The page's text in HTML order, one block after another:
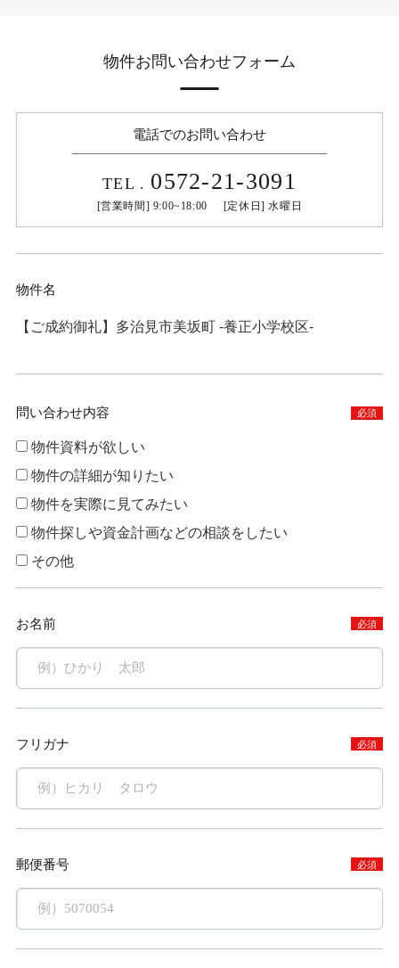
物件お問い合わせフォーム
電話でのお問い合わせ
TEL . 0572-21-3091
[営業時間] 9:00~18:00 [定休日] 水曜日
物件名
【ご成約御礼】多治見市美坂町 -養正小学校区-
問い合わせ内容 必須
物件資料が欲しい
物件の詳細が知りたい
物件を実際に見てみたい
物件探しや資金計画などの相談をしたい
その他
お名前 必須
フリガナ 必須
郵便番号 必須